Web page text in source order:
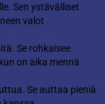
Sen ystävälliset
valot
Se rohkaisee
on aika mennä
Se auttaa pieniä